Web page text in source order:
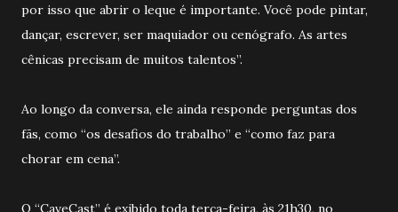
por isso que abrir o leque é importante. Você pode pintar,
dançar, escrever, ser maquiador ou cenógrafo. As artes
cênicas precisam de muitos talentos”.
Ao longo da conversa, ele ainda responde perguntas dos
fãs, como “os desafios do trabalho” e “como faz para
chorar em cena”.
O “CaveCast” é exibido toda terça-feira, às 21h30, no